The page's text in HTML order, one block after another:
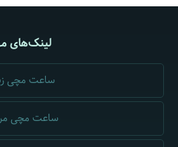
لینک‌های
ساعت مچی
ساعت مچی